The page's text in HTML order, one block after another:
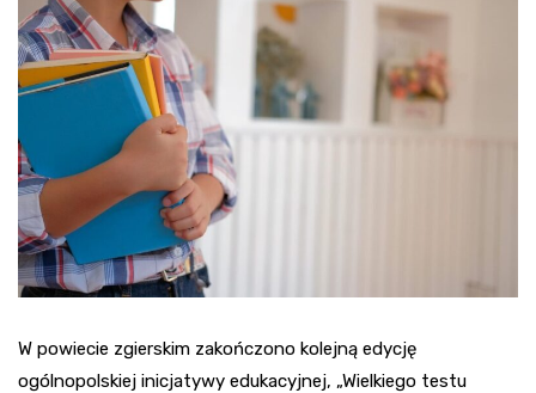
W powiecie zgierskim zakończono kolejną edycję
ogólnopolskiej inicjatywy edukacyjnej, „Wielkiego testu